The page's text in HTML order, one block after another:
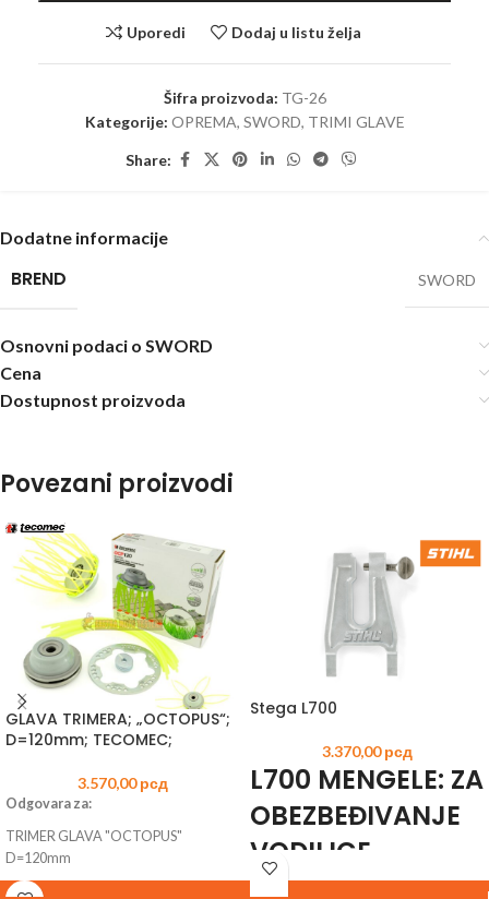
Uporedi Dodaj u listu želja
Šifra proizvoda: TG-26
Kategorije: OPREMA, SWORD, TRIMI GLAVE
Share:
Dodatne informacije
BREND SWORD
Osnovni podaci o SWORD
Cena
Dostupnost proizvoda
Povezani proizvodi
GLAVA TRIMERA; „OCTOPUS“;
D=120mm; TECOMEC;
3.570,00рсд
Odgovara za:
TRIMER GLAVA "OCTOPUS"
D=120mm
Stega L700
3.370,00рсд
L700 MENGELE: ZA
OBEZBEĐIVANJE
VODILICE